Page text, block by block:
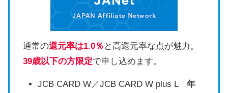
通常の還元率は1.0％ と高還元率な点が魅力。
39歳以下の方限定で申し込めます。
JCB CARD W／JCB CARD W plus L 年